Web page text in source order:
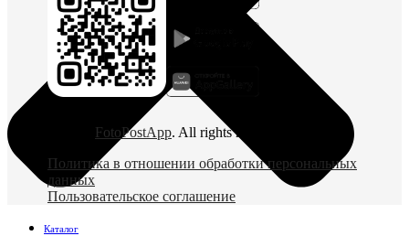
FotoPostApp. All rights reserved
Политика в отношении обработки персональных
данных
Пользовательское соглашение
Каталог